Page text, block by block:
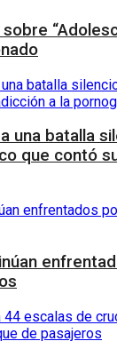
una batalla
que contó